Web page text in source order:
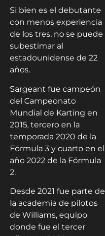
Si bien es el debutante
con menos experiencia
de los tres, no se puede
subestimar al
estadounidense de 22
años.
Sargeant fue campeón
del Campeonato
Mundial de Karting en
2015, tercero en la
temporada 2020 de la
Fórmula 3 y cuarto en el
año 2022 de la Fórmula
2.
Desde 2021 fue parte de
la academia de pilotos
de Williams, equipo
donde fue el tercer